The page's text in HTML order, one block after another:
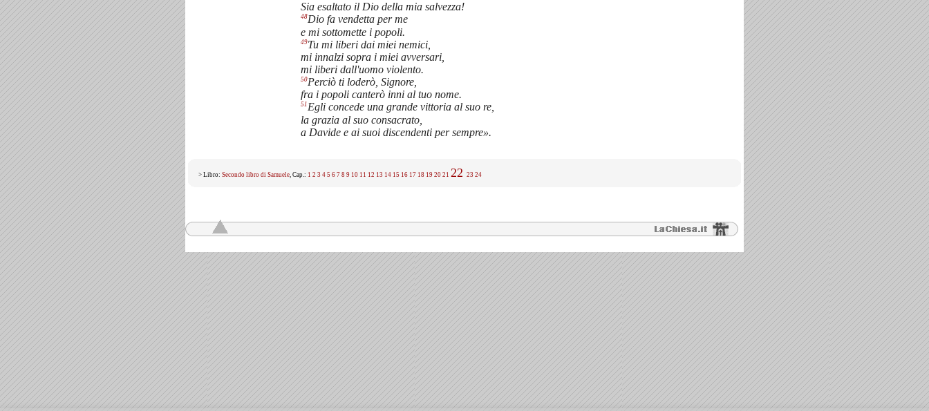
Sia esaltato il Dio della mia salvezza!
48Dio fa vendetta per me
e mi sottomette i popoli.
49Tu mi liberi dai miei nemici,
mi innalzi sopra i miei avversari,
mi liberi dall'uomo violento.
50Perciò ti loderò, Signore,
fra i popoli canterò inni al tuo nome.
51Egli concede una grande vittoria al suo re,
la grazia al suo consacrato,
a Davide e ai suoi discendenti per sempre».
> Libro: Secondo libro di Samuele, Cap.: 1 2 3 4 5 6 7 8 9 10 11 12 13 14 15 16 17 18 19 20 21 22 23 24